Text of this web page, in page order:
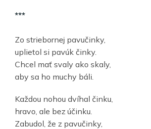
***
Zo striebornej pavučinky,
uplietol si pavúk činky.
Chcel mať svaly ako skaly,
aby sa ho muchy báli.
Každou nohou dvíhal činku,
hravo, ale bez účinku.
Zabudol, že z pavučinky,